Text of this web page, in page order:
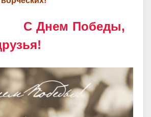
С Днем Победы,